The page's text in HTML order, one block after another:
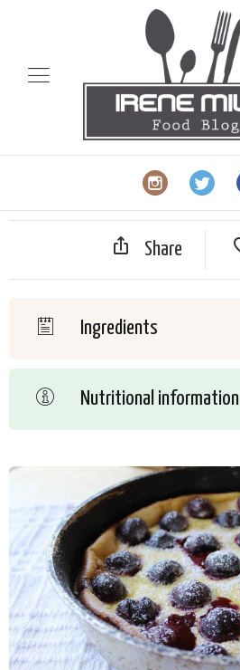
Share
Ingredients
Nutritional information